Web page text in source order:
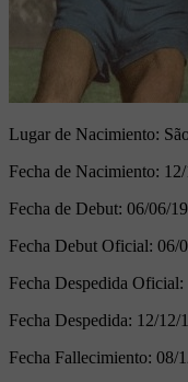
Lugar de Nacimiento:
Fecha de Nacimiento:
Fecha de Debut: 06/06/
Fecha Debut Oficial: 06/
Fecha Despedida Oficial:
Fecha Despedida: 12/12/
Fecha Fallecimiento: 08/